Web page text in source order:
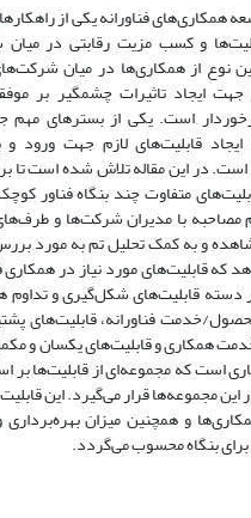
همکاری‌های فناورانه یکی از
و کسب مزیت رقابتی در
نوع از همکاری‌ها در میان
جهت ایجاد تاثیرات چشمگیر بر
است. یکی از بستر‌های مهم
قابلیت‌های لازم جهت ورود و
در این مقاله تلاش شده است تا
متفاوت چند بنگاه فناور
مصاحبه با مدیران شرکت‌ها و
و به کمک تحلیل تم به مورد
که قابلیت‌های مورد نیاز در همکاری
دسته قابلیت‌های شکل‌گیری و تداوم
خدمت فناورانه، قابلیت‌های
همکاری و قابلیت‌های یکسان و
است که مجموعه‌ای از قابلیت‌ها بر
مجموعه‌ها قرار می‌گیرد. این
و همچنین میزان بهره‌برداری
بنگاه محسوب می‌گردد.